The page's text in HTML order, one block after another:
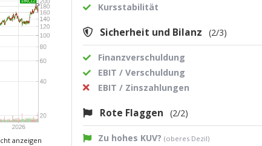
Kursstabilität
Sicherheit und Bilanz (2/3)
Finanzverschuldung
EBIT / Verschuldung
EBIT / Zinszahlungen
Rote Flaggen (2/2)
Zu hohes KUV?(oberes Dezil)
anzeigen